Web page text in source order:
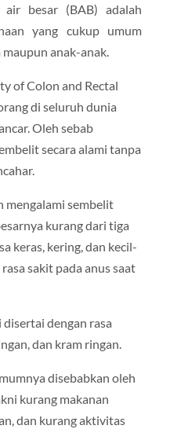
besar (BAB) adalah
yang cukup umum
anak-anak.
of Colon and Rectal
di seluruh dunia
Oleh sebab
secara alami tanpa
mengalami sembelit
kurang dari tiga
keras, kering, dan kecil-
sakit pada anus saat
dengan rasa
dan kram ringan.
disebabkan oleh
kurang makanan
dan kurang aktivitas